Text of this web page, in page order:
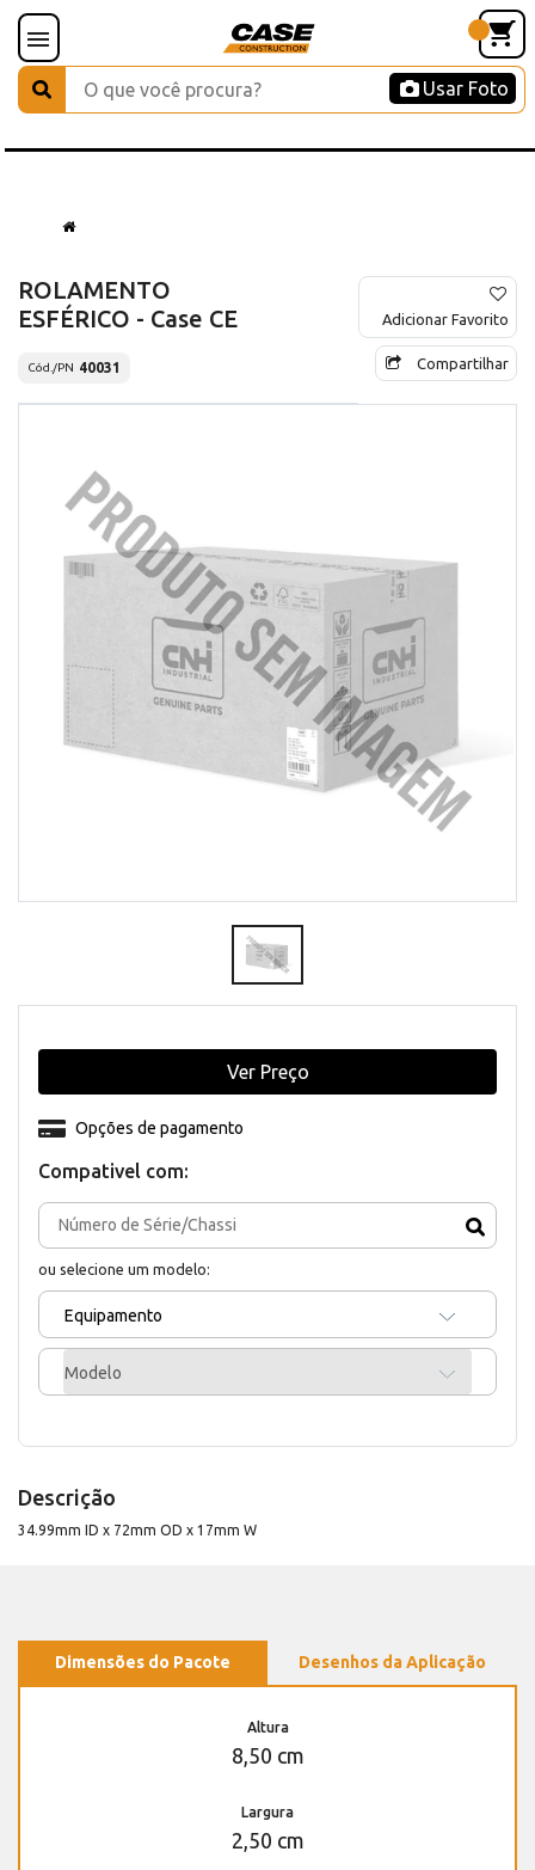
Usar Foto
ROLAMENTO
ESFÉRICO - Case CE
Cód./PN 40031
Adicionar Favorito
Compartilhar
Compativel com:
ou selecione um modelo:
Equipamento
Modelo
Opções de pagamento
Ver Preço
Descrição
34.99mm ID x 72mm OD x 17mm W
Dimensões do Pacote Desenhos da Aplicação
Altura
8,50 cm
Largura
2,50 cm